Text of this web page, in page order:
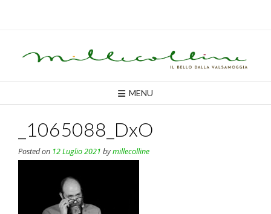
MENU
_1065088_DxO
Posted on 12 Luglio 2021 bymillecolline